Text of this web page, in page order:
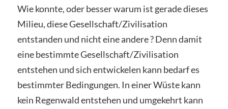
Wie konnte, oder besser warum ist gerade dieses
Milieu, diese Gesellschaft/Zivilisation
entstanden und nicht eine andere ? Denn damit
eine bestimmte Gesellschaft/Zivilisation
entstehen und sich entwickelen kann bedarf es
bestimmter Bedingungen. In einer Wüste kann
kein Regenwald entstehen und umgekehrt kann